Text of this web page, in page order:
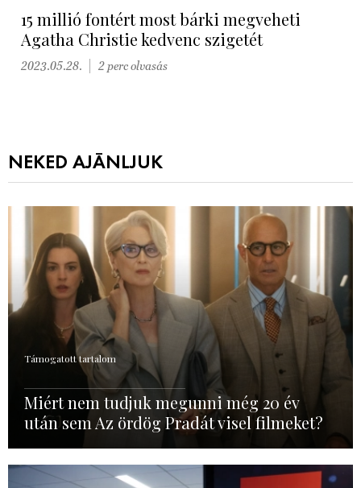
15 millió fontért most bárki megveheti
Agatha Christie kedvenc szigetét
2023.05.28. 2 perc olvasás
NEKED AJÁNLJUK
Támogatott tartalom
Miért nem tudjuk megunni még 20 év
után sem Az ördög Pradát visel filmeket?